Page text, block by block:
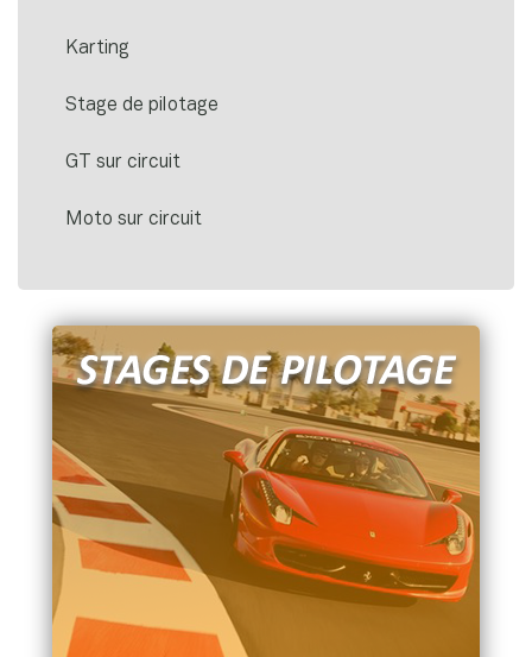
Karting
Stage de pilotage
GT sur circuit
Moto sur circuit